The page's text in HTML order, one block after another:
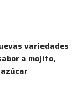
variedades
a mojito,